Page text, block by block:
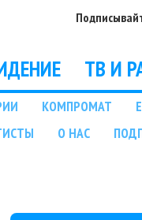
ТВ И
КОМПРОМАТ
О НАС